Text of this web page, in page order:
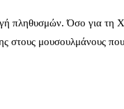
πληθυσμών. Όσο για τη
στους μουσουλμάνους